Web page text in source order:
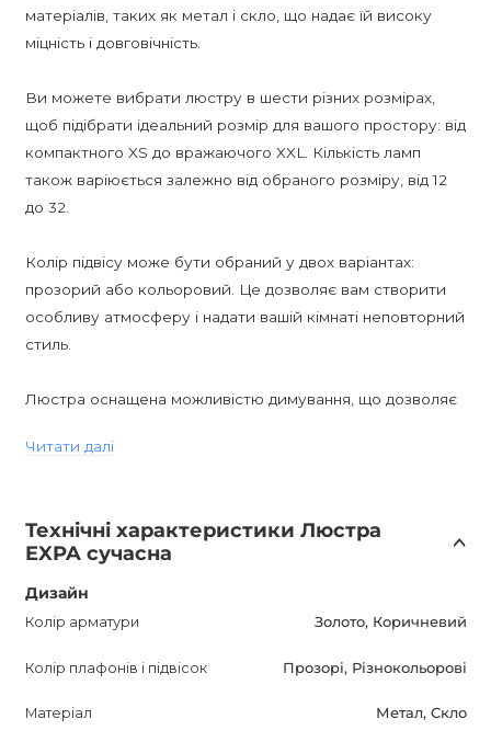
матеріалів, таких як метал і скло, що надає їй високу
міцність і довговічність.
Ви можете вибрати люстру в шести різних розмірах,
щоб підібрати ідеальний розмір для вашого простору: від
компактного XS до вражаючого XXL. Кількість ламп
також варіюється залежно від обраного розміру, від 12
до 32.
Колір підвісу може бути обраний у двох варіантах:
прозорий або кольоровий. Це дозволяє вам створити
особливу атмосферу і надати вашій кімнаті неповторний
стиль.
Люстра оснащена можливістю димування, що дозволяє
конкретної ситуації. Для цього вам знадобляться димові
EXPA Дизайнерська люстра відрізняється стилем
постмодерн, що робить її ідеальним доповненням для
сучасних і сучасних класичних інтер'єрів. Вона також
чудово виглядає в гостьовій, їдальні, спальні або холі.
Придбавши цю люстру, ви отримуєте не тільки
який покращить ваш дім. Унікальний дизайн і висока
Читати далі
Технічні характеристики Люстра
EXPA сучасна
Дизайн
Колір арматури Золото, Коричневий
Колір плафонів і підвісок Прозорі, Різнокольорові
Матеріал Метал, Скло